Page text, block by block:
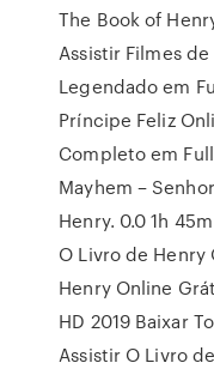
The Book of
Assistir Filmes
Legendado em
Príncipe Feliz
Completo em
Mayhem –
Henry. 0.0 1h
O Livro de Henry
Henry Online
HD 2019 Baixar
Assistir O Livro